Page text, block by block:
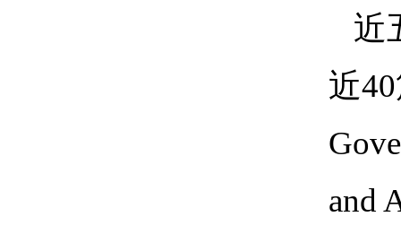
近
近
and